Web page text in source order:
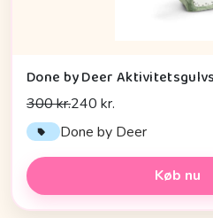
Done by Deer
300 kr.240 kr.
Done by Deer
Køb nu